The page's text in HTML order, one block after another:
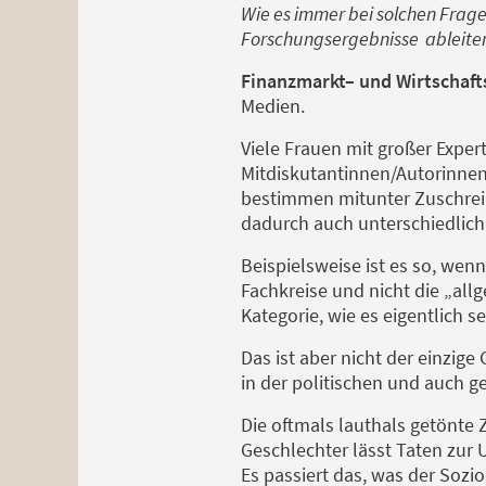
Wie es immer bei solchen
Forschungsergebnisse
Finanzmarkt– und
Medien.
Viele Frauen mit großer
Mitdiskutantinnen/
bestimmen mitunter
dadurch auch
Beispielsweise ist es so,
Fachkreise und nicht die
Kategorie, wie es eigentlich
Das ist aber nicht der
in der politischen und auch
Die oftmals lauthals getönte
Geschlechter lässt Taten zur
Es passiert das, was der